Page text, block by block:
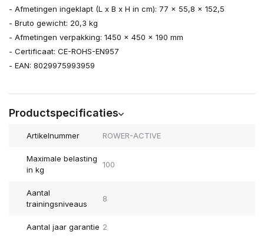
- Afmetingen ingeklapt (L x B x H in cm): 77 x 55,8 x 152,5
- Bruto gewicht: 20,3 kg
- Afmetingen verpakking: 1450 x 450 x 190 mm
- Certificaat: CE-ROHS-EN957
- EAN: 8029975993959
Productspecificaties
Artikelnummer ROWER-ACTIVE
Maximale belasting
in kg
100
Aantal
trainingsniveaus
8
Aantal jaar garantie 2